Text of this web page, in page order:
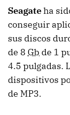
Seagateha
conseguir
sus discos
de 8 Gb de 1
4.5 pulgadas.
dispositivos
de MP3.